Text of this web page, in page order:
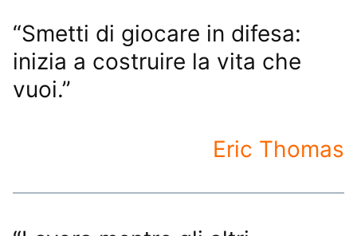
“Smetti di giocare in difesa:
inizia a costruire la vita che
vuoi.”
Eric Thomas